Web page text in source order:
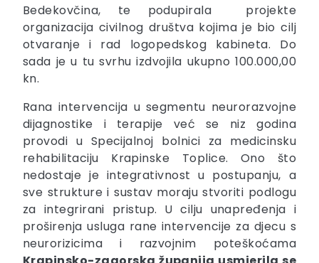
Bedekovčina, te podupirala projekte
organizacija civilnog društva kojima je bio cilj
otvaranje i rad logopedskog kabineta. Do
sada je u tu svrhu izdvojila ukupno 100.000,00
kn.
Rana intervencija u segmentu neurorazvojne
dijagnostike i terapije već se niz godina
provodi u Specijalnoj bolnici za medicinsku
rehabilitaciju Krapinske Toplice. Ono što
nedostaje je integrativnost u postupanju, a
sve strukture i sustav moraju stvoriti podlogu
za integrirani pristup. U cilju unapređenja i
proširenja usluga rane intervencije za djecu s
neurorizicima i razvojnim poteškoćama